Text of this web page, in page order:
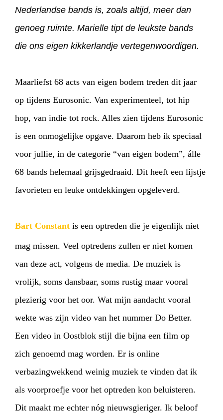
Nederlandse bands is, zoals altijd, meer dan
genoeg ruimte. Marielle tipt de leukste bands
die ons eigen kikkerlandje vertegenwoordigen.
Maarliefst 68 acts van eigen bodem treden dit jaar
op tijdens Eurosonic. Van experimenteel, tot hip
hop, van indie tot rock. Alles zien tijdens Eurosonic
is een onmogelijke opgave. Daarom heb ik speciaal
voor jullie, in de categorie “van eigen bodem”, álle
68 bands helemaal grijsgedraaid. Dit heeft een lijstje
favorieten en leuke ontdekkingen opgeleverd.
Bart Constant is een optreden die je eigenlijk niet
mag missen. Veel optredens zullen er niet komen
van deze act, volgens de media. De muziek is
vrolijk, soms dansbaar, soms rustig maar vooral
plezierig voor het oor. Wat mijn aandacht vooral
wekte was zijn video van het nummer Do Better.
Een video in Oostblok stijl die bijna een film op
zich genoemd mag worden. Er is online
verbazingwekkend weinig muziek te vinden dat ik
als voorproefje voor het optreden kon beluisteren.
Dit maakt me echter nóg nieuwsgieriger. Ik beloof